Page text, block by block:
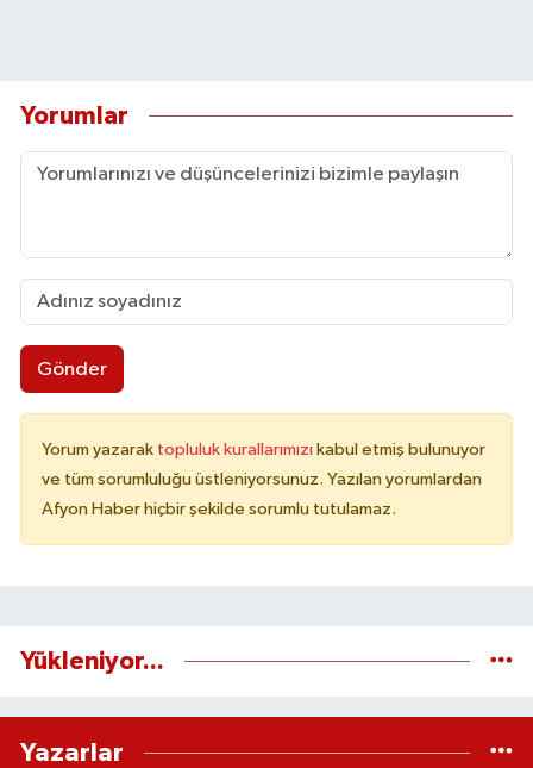
Yorumlar
Gönder
Yorum yazarak topluluk kurallarımızı kabul etmiş bulunuyor
ve tüm sorumluluğu üstleniyorsunuz. Yazılan yorumlardan
Afyon Haber hiçbir şekilde sorumlu tutulamaz.
Yükleniyor...
Yazarlar